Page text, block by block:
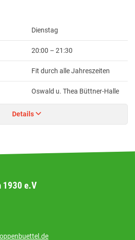
Dienstag
20:00 – 21:30
Fit durch alle Jahreszeiten
Oswald u. Thea Büttner-Halle
Details
1930 e.V